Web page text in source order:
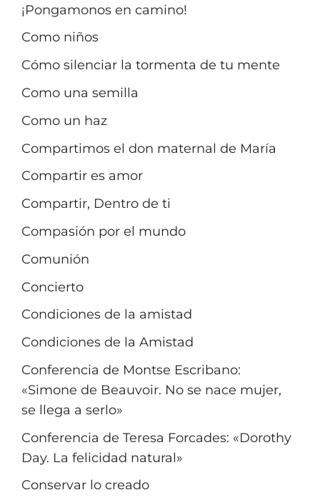
¡Pongamonos en camino!
Como niños
Cómo silenciar la tormenta de tu mente
Como una semilla
Como un haz
Compartimos el don maternal de María
Compartir es amor
Compartir, Dentro de ti
Compasión por el mundo
Comunión
Concierto
Condiciones de la amistad
Condiciones de la Amistad
Conferencia de Montse Escribano:
«Simone de Beauvoir. No se nace mujer,
se llega a serlo»
Conferencia de Teresa Forcades: «Dorothy
Day. La felicidad natural»
Conservar lo creado